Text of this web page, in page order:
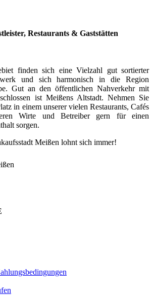
Restaurants & Gaststätten
finden sich eine Vielzahl gut sortierter
und sich harmonisch in die Region
Gut an den öffentlichen Nahverkehr mit
ist Meißens Altstadt. Nehmen Sie
in einem unserer vielen Restaurants, Cafés
Wirte und Betreiber gern für einen
sorgen.
Meißen lohnt sich immer!